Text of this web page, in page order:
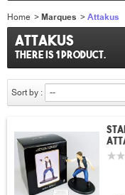
Home >Marques >Attakus
Attakus
There is 1 product.
Sort by : --